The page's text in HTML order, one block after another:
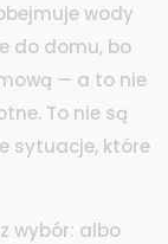
wody
do domu, bo
— a to nie
To nie są
sytuacje, które
wybór: albo